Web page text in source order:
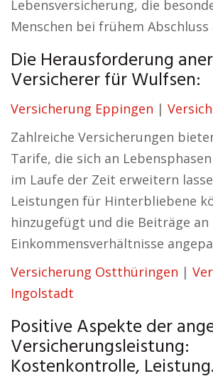
Lebensversicherung, die
Menschen bei frühem
Die Herausforderung
Versicherer für Wulfsen:
Versicherung Eppingen |
Zahlreiche Versicherungen
Tarife, die sich an
im Laufe der Zeit erweitern
Leistungen für Hinterbliebene
hinzugefügt und die Beiträge an
Einkommensverhältnisse
Versicherung Ostthüringen |
Ingolstadt
Positive Aspekte der
Versicherungsleistung:
Kostenkontrolle, Leistung.